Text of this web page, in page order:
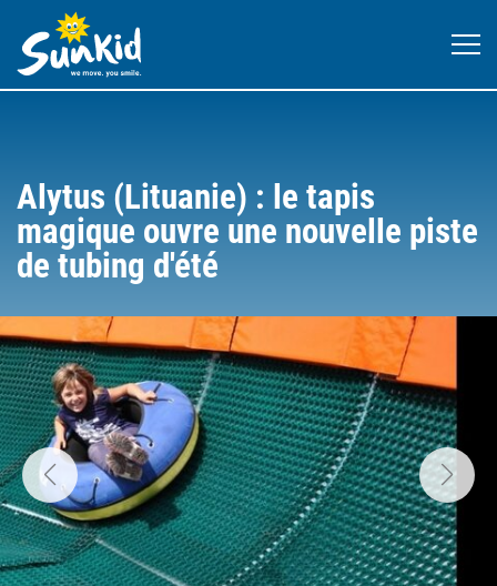
Alytus (Lituanie) : le tapis
magique ouvre une nouvelle piste
de tubing d'été